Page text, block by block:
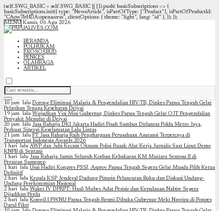
(self.SWG_BASIC = self.SWG_BASIC || []).push( basicSubscriptions => {
basicSubscriptions.init({ type: "NewsArticle", isPartOfType: ["Product"], isPartOfProductId:
"CAow7IrHDA:openaccess", clientOptions: { theme: "light", lang: "id" }, }); });
MENU Kamis, 06 Agu 2026
BERANDA
POLHUKAM
EKOSOSBUD
PENKES
OLAHRAGA
ARTIKEL
10 jam lalu Dorong Eliminasi Malaria & Pengendalian HIV-TB, Dinkes Papua Tengah Gelar
Pelatihan Tenaga Kesehatan Deiyai
19 jam lalu Wujudkan Visi Misi Gubernur, Dinkes Papua Tengah Gelar OJT Pengendalian
Penyakit Menular di Deiyai
20 jam lalu Jasa Raharja DKI Jakarta Hadiri Pisah Sambut Dirlantas Polda Metro Jaya,
Perkuat Sinergi Keselamatan Lalu Lintas
21 jam lalu PT Jasa Raharja Raih Penghargaan Perusahaan Asuransi Terpercaya di
Transportasi Indonesia Awards 2026
1 hari lalu AWP dan Jubi Kecam Oknum Polisi Rusak Alat Kerja Jurnalis Saat Liput Demo
KNPB di Sentani
1 hari lalu Jasa Raharja Jamin Seluruh Korban Kebakaran KM Mutiara Sentosa II di
Perairan Sumenep
1 hari lalu Usai Hadiri Kongres PSSI, Asprov Papua Tengah Segera Gelar Musda Pilih Ketua
Definitif
2 hari lalu Kepala KSP Jenderal Dudung Pimpin Peluncuran Buku dan Diskusi Undang-
Undang Perekonomian Nasional
2 hari lalu Waket IV DPRPT: Hasil Mubes Adat Pesisir dan Kepulauan Nabire Segera
Dijadikan Perda
2 hari lalu Konwil I PWNU Papua Tengah Resmi Dibuka Gubernur Meki Nawipa di Ponpes
Darul Fikri